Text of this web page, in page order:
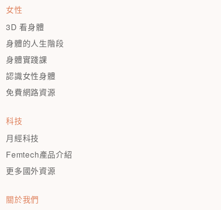
女性
3D 看身體
身體的人生階段
身體實踐課
認識女性身體
免費網路資源
科技
月經科技
Femtech產品介紹
更多國外資源
關於我們